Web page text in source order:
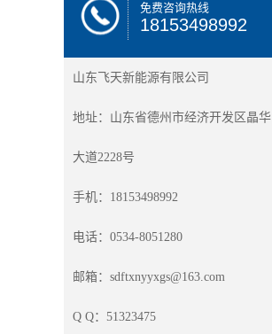
免费咨询热线
18153498992
山东飞天新能源有限公司
地址：山东省德州市经济开发区晶华
大道2228号
手机：18153498992
电话：0534-8051280
邮箱：sdftxnyyxgs@163.com
Q Q：51323475